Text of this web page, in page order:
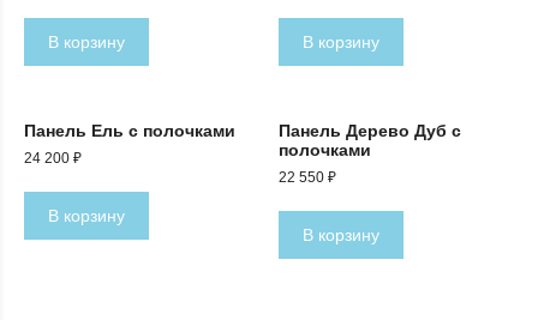
В корзину В корзину
Панель Ель с полочками
24 200 ₽
В корзину
Панель Дерево Дуб с
полочками
22 550₽
В корзину